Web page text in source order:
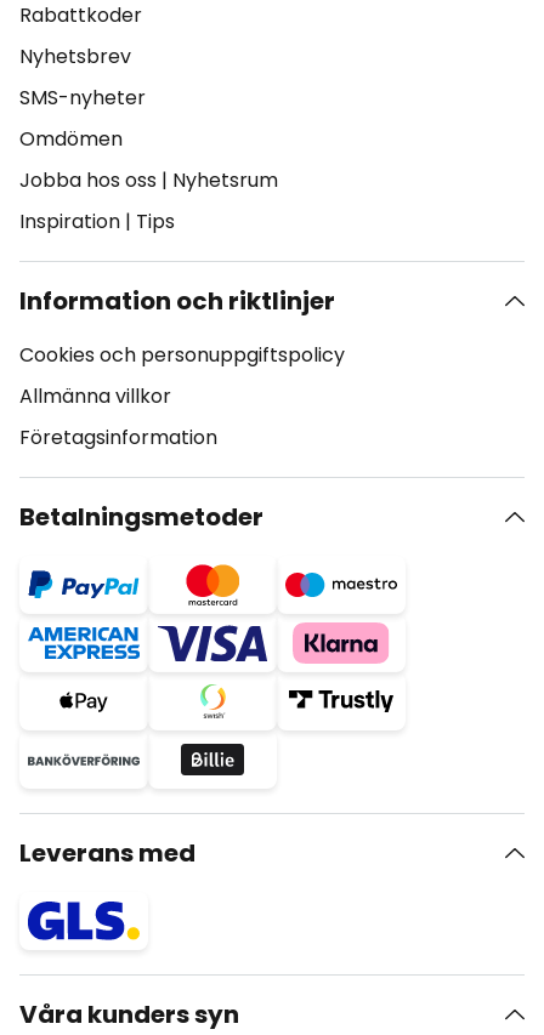
Rabattkoder
Nyhetsbrev
SMS-nyheter
Omdömen
Jobba hos oss | Nyhetsrum
Inspiration | Tips
Information och riktlinjer
Cookies och personuppgiftspolicy
Allmänna villkor
Företagsinformation
Betalningsmetoder
Leverans med
Våra kunders syn